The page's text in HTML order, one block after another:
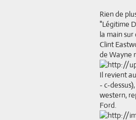
Rien de
"Légitime
la main
Clint
de Wayne
Il revient
- c-
western,
Ford.